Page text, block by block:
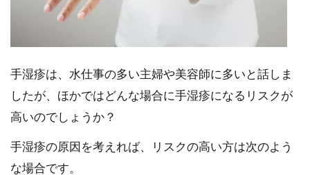
手湿疹は、水仕事の多い主婦や美容師に多いと話しま
したが、ほかではどんな場合に手湿疹になるリスクが
高いのでしょうか？
手湿疹の原因を考えれば、リスクの高い方は次のよう
な場合です。